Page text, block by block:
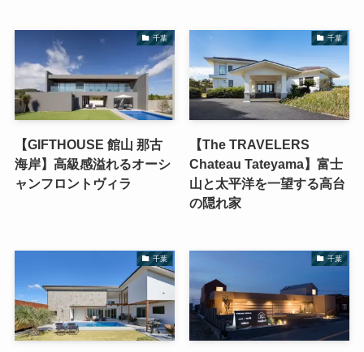
千葉
【GIFTHOUSE 館山 那古
海岸】高級感溢れるオーシ
ャンフロントヴィラ
千葉
【The TRAVELERS
Chateau Tateyama】富士
山と太平洋を一望する高台
の隠れ家
千葉 千葉